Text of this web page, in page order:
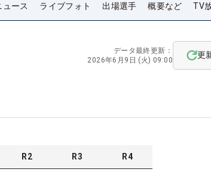
ュース ライブフォト 出場選手 概要など TV
データ最終更新：
2026年6月9日 (火) 09:00
更
R2 R3 R4